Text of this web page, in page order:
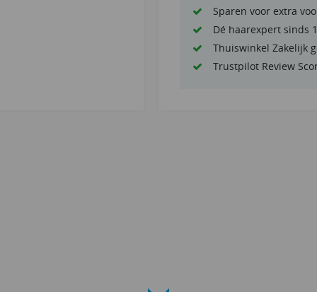
Sparen voor extra
Dé haarexpert sinds
Thuiswinkel Zakelijk
Trustpilot Review